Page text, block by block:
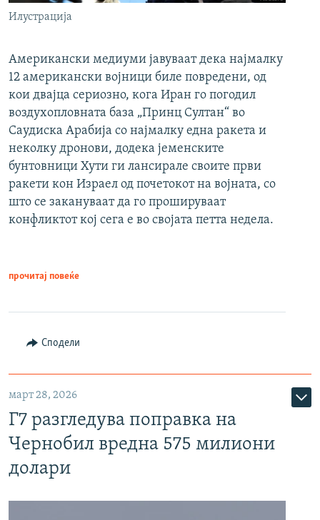
Илустрација
Американски медиуми јавуваат дека најмалку
12 американски војници биле повредени, од
кои двајца сериозно, кога Иран го погодил
воздухопловната база „Принц Султан“ во
Саудиска Арабија со најмалку една ракета и
неколку дронови, додека јеменските
бунтовници Хути ги лансирале своите први
ракети кон Израел од почетокот на војната, со
што се закануваат да го прошируваат
конфликтот кој сега е во својата петта недела.
прочитај повеќе
Сподели
март 28, 2026
Г7 разгледува поправка на
Чернобил вредна 575 милиони
долари